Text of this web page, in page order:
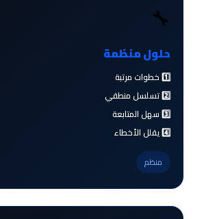
🔧
حلول منظمة
1️⃣ خطوات مرتبة
2️⃣ تسلسل منطقي
3️⃣ سهل المتابعة
4️⃣ يقلل الأخطاء
منظم